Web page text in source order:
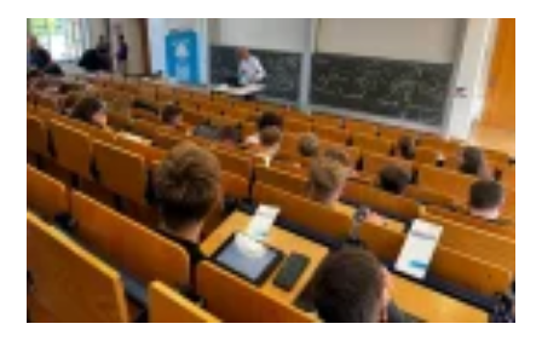
Schüler und Studierende
Projekte für Schülerinnen und Schüler
START.ING. Das Studierenden Praxis-
Programm
Wissenswertes für Studierende
Wettbewerbe für Studierende
BLING.BLING.
Kammer Newsletter
Presse